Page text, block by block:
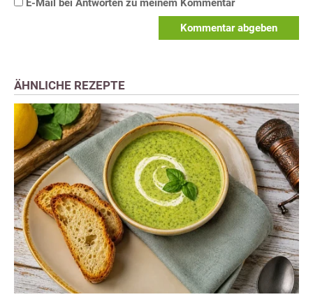
E-Mail bei Antworten zu meinem Kommentar
Kommentar abgeben
ÄHNLICHE REZEPTE